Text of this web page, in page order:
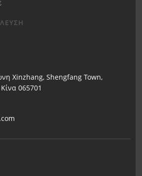
Xinzhang, Shengfang Town,
065701